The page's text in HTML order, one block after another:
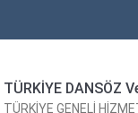
TÜRKİYE DANSÖZ
TÜRKİYE GENELİ